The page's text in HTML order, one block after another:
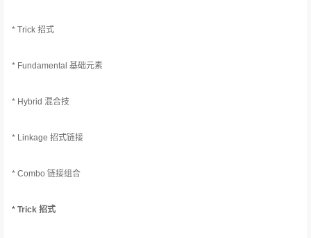
* Trick 招式
* Fundamental 基础元素
* Hybrid 混合技
* Linkage 招式链接
* Combo 链接组合
* Trick 招式